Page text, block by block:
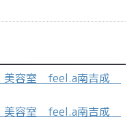
美容室 feel.a南吉成
美容室 feel.a南吉成